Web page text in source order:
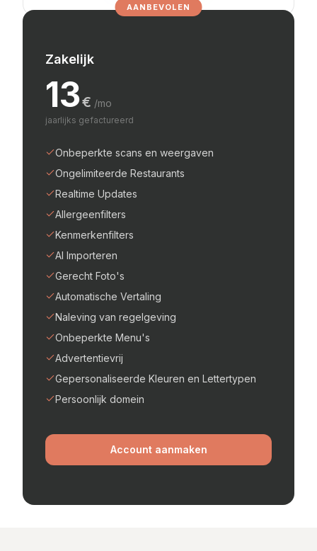
AANBEVOLEN
Zakelijk
13€ /mo
jaarlijks gefactureerd
Onbeperkte scans en weergaven
Ongelimiteerde Restaurants
Realtime Updates
Allergeenfilters
Kenmerkenfilters
AI Importeren
Gerecht Foto's
Automatische Vertaling
Naleving van regelgeving
Onbeperkte Menu's
Advertentievrij
Gepersonaliseerde Kleuren en Lettertypen
Persoonlijk domein
Account aanmaken